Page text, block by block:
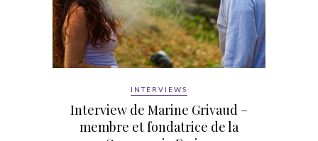
INTERVIEWS
Interview de Marine Grivaud –
membre et fondatrice de la